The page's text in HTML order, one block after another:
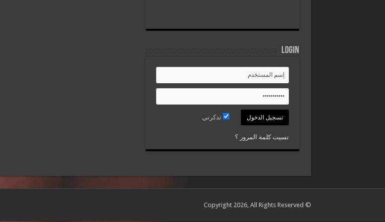
Login
تذكرني
نسيت كلمة المرور ؟
© Copyright 2026, All Rights Reserved